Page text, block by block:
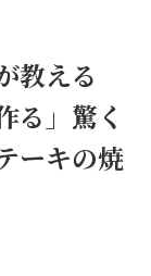
教える
る」驚く
ーキの焼